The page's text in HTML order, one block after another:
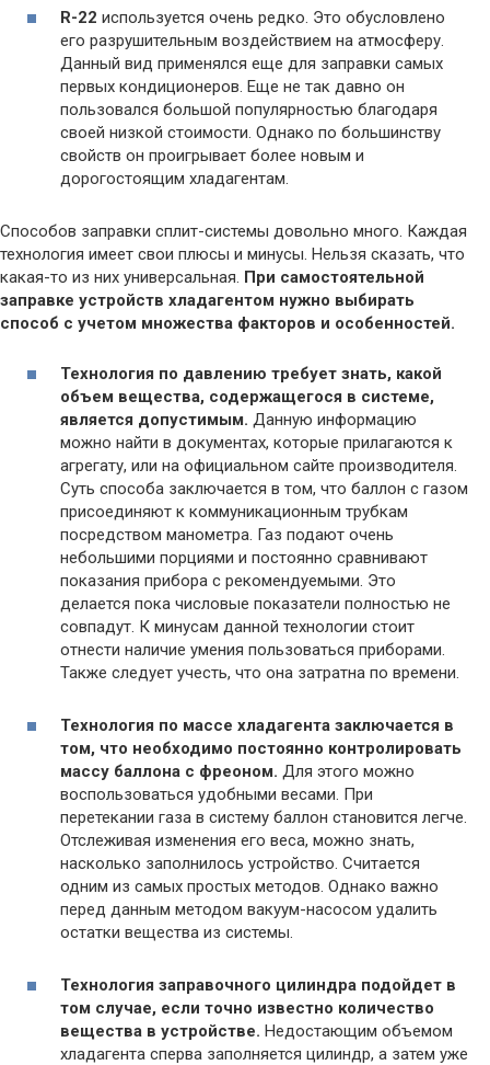
R-22 используется очень редко. Это обусловлено
его разрушительным воздействием на атмосферу.
Данный вид применялся еще для заправки самых
первых кондиционеров. Еще не так давно он
пользовался большой популярностью благодаря
своей низкой стоимости. Однако по большинству
свойств он проигрывает более новым и
дорогостоящим хладагентам.
Способов заправки сплит-системы довольно много. Каждая
технология имеет свои плюсы и минусы. Нельзя сказать, что
какая-то из них универсальная. При самостоятельной
заправке устройств хладагентом нужно выбирать
способ с учетом множества факторов и особенностей.
Технология по давлению требует знать, какой
объем вещества, содержащегося в системе,
является допустимым. Данную информацию
можно найти в документах, которые прилагаются к
агрегату, или на официальном сайте производителя.
Суть способа заключается в том, что баллон с газом
присоединяют к коммуникационным трубкам
посредством манометра. Газ подают очень
небольшими порциями и постоянно сравнивают
показания прибора с рекомендуемыми. Это
делается пока числовые показатели полностью не
совпадут. К минусам данной технологии стоит
отнести наличие умения пользоваться приборами.
Также следует учесть, что она затратна по времени.
Технология по массе хладагента заключается в
том, что необходимо постоянно контролировать
массу баллона с фреоном. Для этого можно
воспользоваться удобными весами. При
перетекании газа в систему баллон становится легче.
Отслеживая изменения его веса, можно знать,
насколько заполнилось устройство. Считается
одним из самых простых методов. Однако важно
перед данным методом вакуум-насосом удалить
остатки вещества из системы.
Технология заправочного цилиндра подойдет в
том случае, если точно известно количество
вещества в устройстве. Недостающим объемом
хладагента сперва заполняется цилиндр, а затем уже